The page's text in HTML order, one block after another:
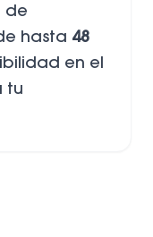
de
hasta 48
en el
tu